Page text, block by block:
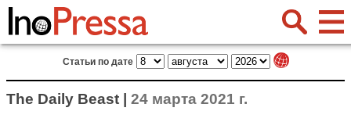
Статьи по дате
The Daily Beast | 24 марта 2021 г.